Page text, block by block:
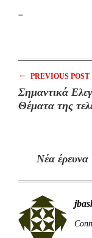
–
← PREVIOUS POST
Σημαντικά
Θέματα της
Νέα